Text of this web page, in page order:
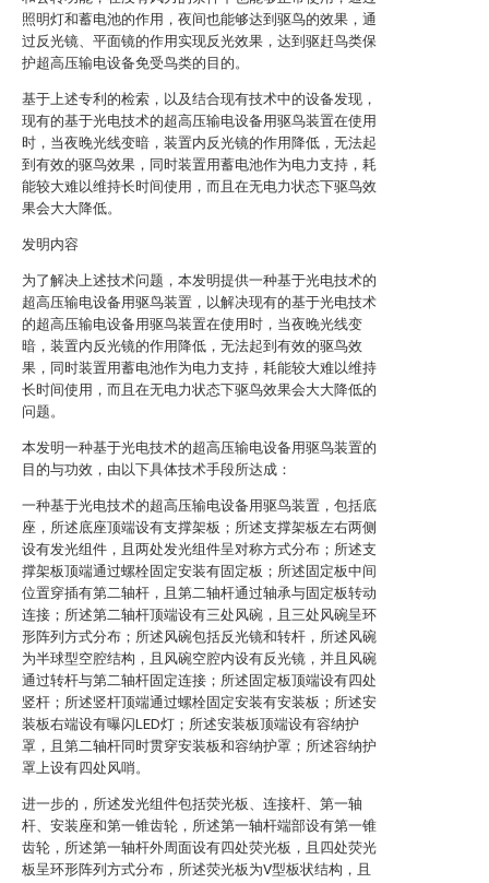
照明灯和蓄电池的作用，夜间也能够达到驱鸟的效果，通
过反光镜、平面镜的作用实现反光效果，达到驱赶鸟类保
护超高压输电设备免受鸟类的目的。
基于上述专利的检索，以及结合现有技术中的设备发现，
现有的基于光电技术的超高压输电设备用驱鸟装置在使用
时，当夜晚光线变暗，装置内反光镜的作用降低，无法起
到有效的驱鸟效果，同时装置用蓄电池作为电力支持，耗
能较大难以维持长时间使用，而且在无电力状态下驱鸟效
果会大大降低。
发明内容
为了解决上述技术问题，本发明提供一种基于光电技术的
超高压输电设备用驱鸟装置，以解决现有的基于光电技术
的超高压输电设备用驱鸟装置在使用时，当夜晚光线变
暗，装置内反光镜的作用降低，无法起到有效的驱鸟效
果，同时装置用蓄电池作为电力支持，耗能较大难以维持
长时间使用，而且在无电力状态下驱鸟效果会大大降低的
问题。
本发明一种基于光电技术的超高压输电设备用驱鸟装置的
目的与功效，由以下具体技术手段所达成：
一种基于光电技术的超高压输电设备用驱鸟装置，包括底
座，所述底座顶端设有支撑架板；所述支撑架板左右两侧
设有发光组件，且两处发光组件呈对称方式分布；所述支
撑架板顶端通过螺栓固定安装有固定板；所述固定板中间
位置穿插有第二轴杆，且第二轴杆通过轴承与固定板转动
连接；所述第二轴杆顶端设有三处风碗，且三处风碗呈环
形阵列方式分布；所述风碗包括反光镜和转杆，所述风碗
为半球型空腔结构，且风碗空腔内设有反光镜，并且风碗
通过转杆与第二轴杆固定连接；所述固定板顶端设有四处
竖杆；所述竖杆顶端通过螺栓固定安装有安装板；所述安
装板右端设有曝闪LED灯；所述安装板顶端设有容纳护
罩，且第二轴杆同时贯穿安装板和容纳护罩；所述容纳护
罩上设有四处风哨。
进一步的，所述发光组件包括荧光板、连接杆、第一轴
杆、安装座和第一锥齿轮，所述第一轴杆端部设有第一锥
齿轮，所述第一轴杆外周面设有四处荧光板，且四处荧光
板呈环形阵列方式分布，所述荧光板为V型板状结构，且